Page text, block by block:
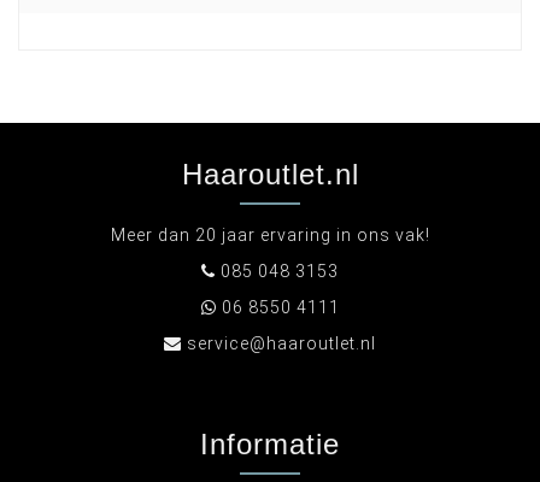
Haaroutlet.nl
Meer dan 20 jaar ervaring in ons vak!
085 048 3153
06 8550 4111
service@haaroutlet.nl
Informatie